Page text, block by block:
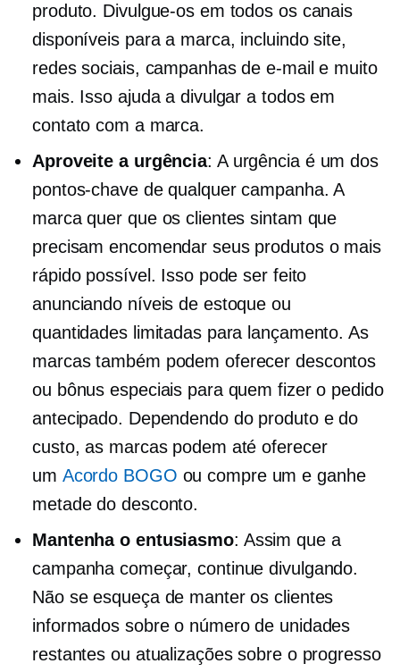
produto. Divulgue-os em todos os canais
disponíveis para a marca, incluindo site,
redes sociais, campanhas de e-mail e muito
mais. Isso ajuda a divulgar a todos em
contato com a marca.
Aproveite a urgência: A urgência é um dos
pontos-chave de qualquer campanha. A
marca quer que os clientes sintam que
precisam encomendar seus produtos o mais
rápido possível. Isso pode ser feito
anunciando níveis de estoque ou
quantidades limitadas para lançamento. As
marcas também podem oferecer descontos
ou bônus especiais para quem fizer o pedido
antecipado. Dependendo do produto e do
custo, as marcas podem até oferecer
um Acordo BOGO ou compre um e ganhe
metade do desconto.
Mantenha o entusiasmo: Assim que a
campanha começar, continue divulgando.
Não se esqueça de manter os clientes
informados sobre o número de unidades
restantes ou atualizações sobre o progresso